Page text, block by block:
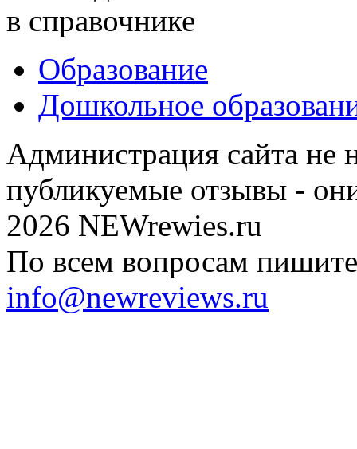
в справочнике
Образование
Дошкольное
Администрация сайта не
публикуемые отзывы -
2026 NEWrewies.ru
По всем вопросам
info@newreviews.ru